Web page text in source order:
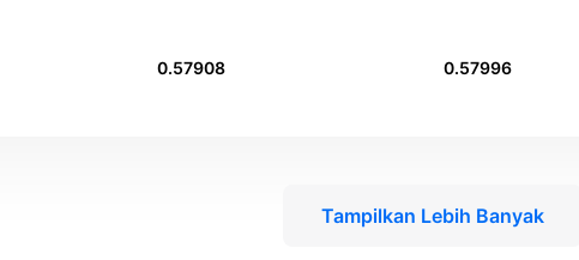
0.57908 0.57996
Tampilkan Lebih Banyak